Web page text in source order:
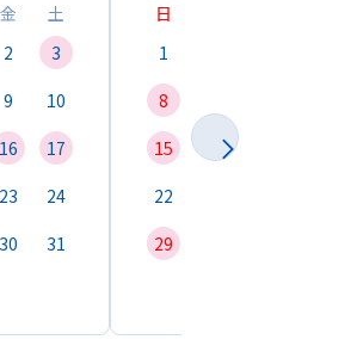
金
土
2
3
9
10
16
17
23
24
30 31
日
1
8
15
22
29